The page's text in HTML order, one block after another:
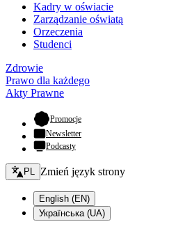
Kadry w oświacie
Zarządzanie oświatą
Orzeczenia
Studenci
Zdrowie
Prawo dla każdego
Akty Prawne
Promocje- otwiera się w nowej karcie
Newsletter
Podcasty
Zmień język - bieżący:
PL Zmień język strony
English (EN)
Українська (UA)